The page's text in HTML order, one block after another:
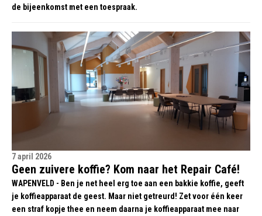
de bijeenkomst met een toespraak.
7 april 2026
Geen zuivere koffie? Kom naar het Repair Café!
WAPENVELD - Ben je net heel erg toe aan een bakkie koffie, geeft
je koffieapparaat de geest. Maar niet getreurd! Zet voor één keer
een straf kopje thee en neem daarna je koffieapparaat mee naar